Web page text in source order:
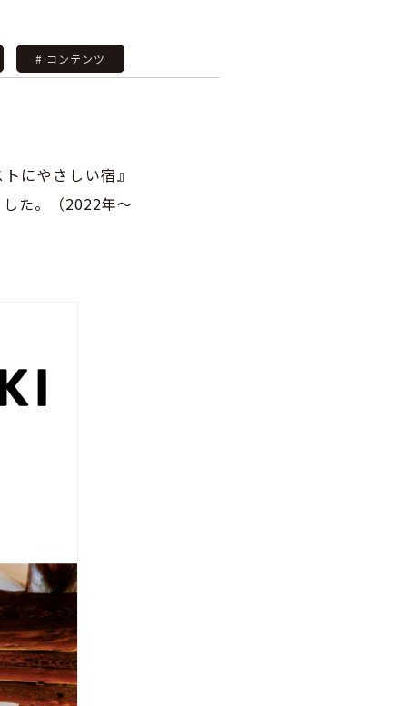
# コンテンツ
にやさしい宿』
た。（2022年〜